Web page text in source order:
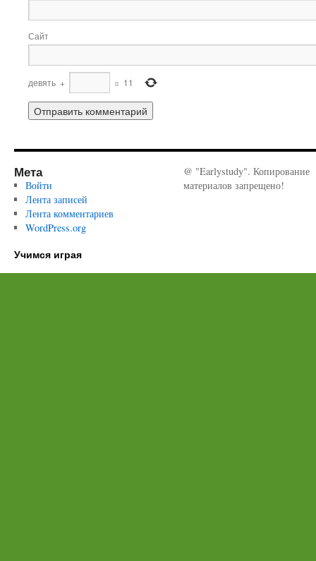
Сайт
девять + = 11
Мета
Войти
Лента записей
Лента комментариев
WordPress.org
@ "Earlystudy". Копирование
материалов запрещено!
Учимся играя